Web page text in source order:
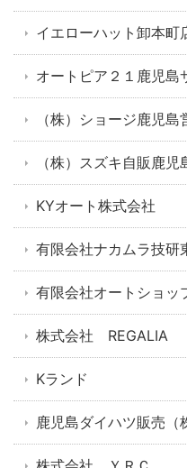
イエローハット卸本町
オートピア２１鹿児島
（株）ショージ鹿児島
（株）スズキ自販鹿
KYオート株式会社
有限会社ナカムラ技研
有限会社オートショッ
株式会社 REGALIA
Kランド
鹿児島ダイハツ販売（